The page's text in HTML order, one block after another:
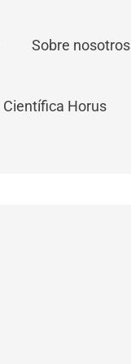
Sobre nosotros